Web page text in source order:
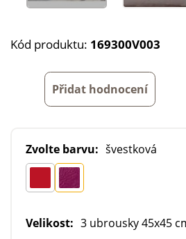
Kód produktu: 169300V003
Přidat hodnocení
Zvolte barvu: švestková
Velikost: 3 ubrousky 45x45